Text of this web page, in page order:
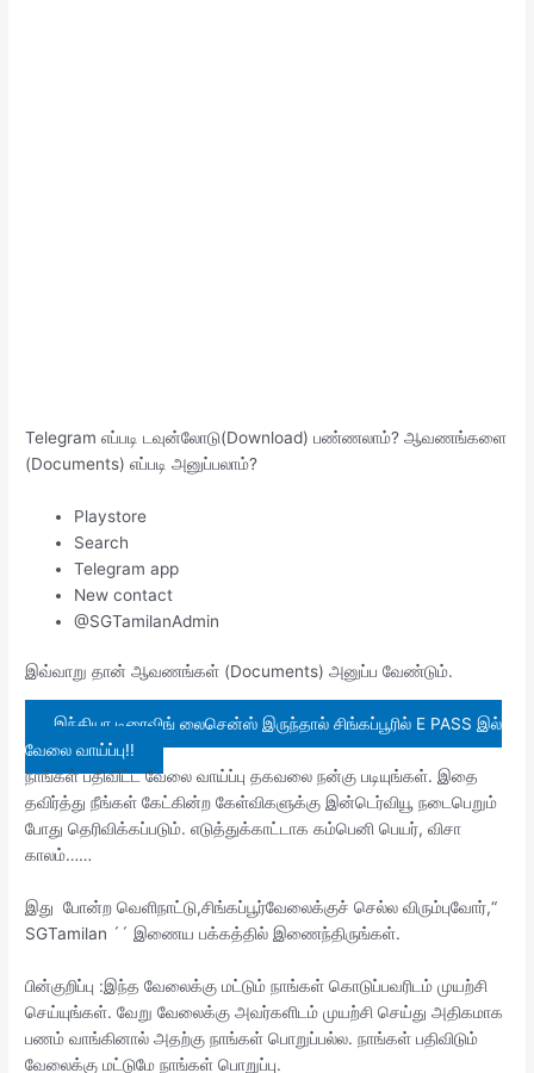
Telegram எப்படி டவுன்லோடு(Download) பண்ணலாம்? ஆவணங்களை
(Documents) எப்படி அனுப்பலாம்?
Playstore
Search
Telegram app
New contact
@SGTamilanAdmin
இவ்வாறு தான் ஆவணங்கள் (Documents) அனுப்ப வேண்டும்.
இந்தியா டிரைவிங் லைசென்ஸ் இருந்தால் சிங்கப்பூரில் E PASS இல்
வேலை வாய்ப்பு!!
நாங்கள் பதிவிட்ட வேலை வாய்ப்பு தகவலை நன்கு படியுங்கள். இதை
தவிர்த்து நீங்கள் கேட்கின்ற கேள்விகளுக்கு இன்டெர்வியூ நடைபெறும்
போது தெரிவிக்கப்படும். எடுத்துக்காட்டாக கம்பெனி பெயர், விசா
காலம்……
இது போன்ற வெளிநாட்டு,சிங்கப்பூர்வேலைக்குச் செல்ல விரும்புவோர்,“
SGTamilan ´´ இணைய பக்கத்தில் இணைந்திருங்கள்.
பின்குறிப்பு :இந்த வேலைக்கு மட்டும் நாங்கள் கொடுப்பவரிடம் முயற்சி
செய்யுங்கள். வேறு வேலைக்கு அவர்களிடம் முயற்சி செய்து அதிகமாக
பணம் வாங்கினால் அதற்கு நாங்கள் பொறுப்பல்ல. நாங்கள் பதிவிடும்
வேலைக்கு மட்டுமே நாங்கள் பொறுப்பு.